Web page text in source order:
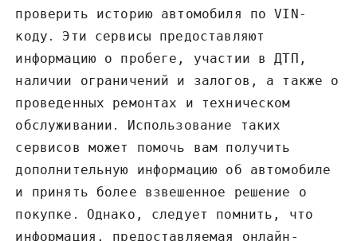
проверить историю автомобиля по VIN-
коду․ Эти сервисы предоставляют
информацию о пробеге‚ участии в ДТП‚
наличии ограничений и залогов‚ а также о
проведенных ремонтах и техническом
обслуживании․ Использование таких
сервисов может помочь вам получить
дополнительную информацию об автомобиле
и принять более взвешенное решение о
покупке․ Однако‚ следует помнить‚ что
информация‚ предоставляемая онлайн-